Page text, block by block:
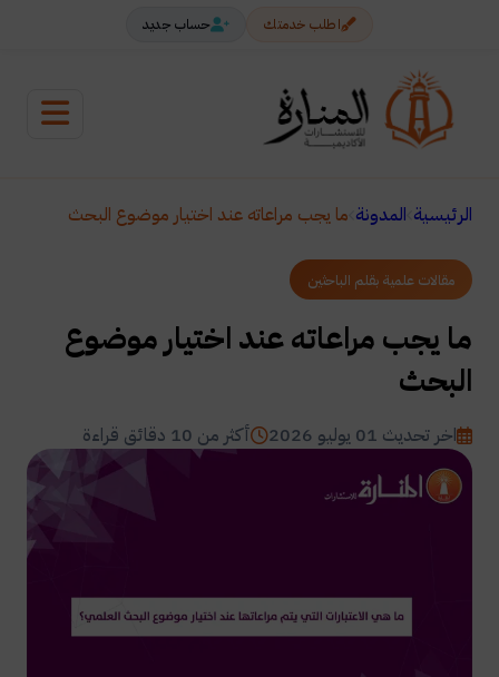
اطلب خدمتك حساب جديد
الرئيسية المدونة ما يجب مراعاته عند اختيار موضوع البحث
مقالات علمية بقلم الباحثين
ما يجب مراعاته عند اختيار موضوع
البحث
اخر تحديث 01 يوليو 2026 أكثر من 10 دقائق قراءة